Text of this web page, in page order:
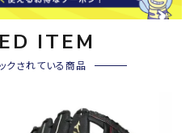
ITEM
クされている商品